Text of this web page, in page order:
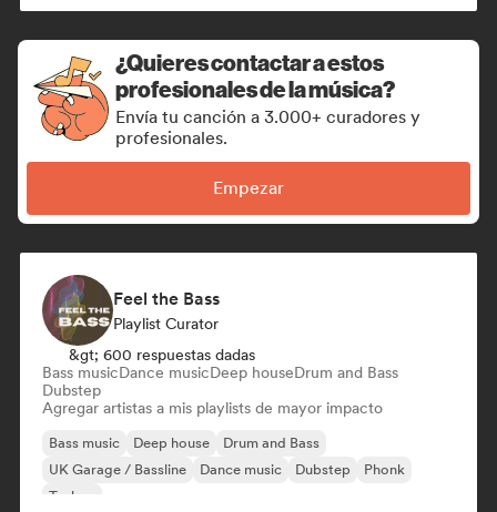
¿Quieres contactar a estos
profesionales de la música?
Envía tu canción a 3.000+ curadores y
profesionales.
Empezar
Feel the Bass
Playlist Curator
&gt; 600 respuestas dadas
Bass musicDance musicDeep houseDrum and Bass
Dubstep
Agregar artistas a mis playlists de mayor impacto
Bass music Deep house
Drum and Bass
UK Garage / Bassline
Dance music Dubstep
Phonk
Techno